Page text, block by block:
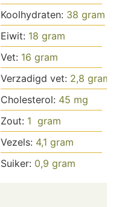
Koolhydraten: 38 gram
Eiwit: 18 gram
Vet: 16 gram
Verzadigd vet: 2,8 gram
Cholesterol: 45 mg
Zout: 1 gram
Vezels: 4,1 gram
Suiker: 0,9 gram